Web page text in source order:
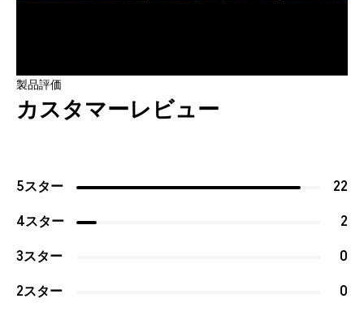
製品評価
カスタマーレビュー
5スター 22
4スター 2
3スター 0
2スター 0